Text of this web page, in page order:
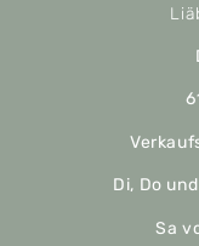
Di, Do
Sa